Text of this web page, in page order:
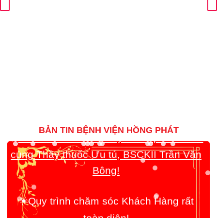
BẢN TIN BỆNH VIỆN HỒNG PHÁT
cùng Thầy thuốc Ưu tú, BSCKII Trần Văn
Bông!
☀️
Quy trình chăm sóc Khách Hàng rất